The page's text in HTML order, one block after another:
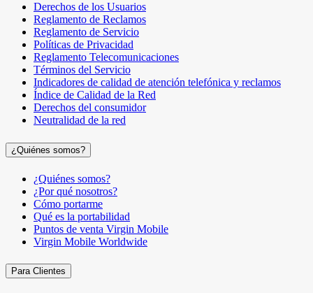
Derechos de los Usuarios
Reglamento de Reclamos
Reglamento de Servicio
Políticas de Privacidad
Reglamento Telecomunicaciones
Términos del Servicio
Indicadores de calidad de atención telefónica y reclamos
Índice de Calidad de la Red
Derechos del consumidor
Neutralidad de la red
¿Quiénes somos?
¿Quiénes somos?
¿Por qué nosotros?
Cómo portarme
Qué es la portabilidad
Puntos de venta Virgin Mobile
Virgin Mobile Worldwide
Para Clientes